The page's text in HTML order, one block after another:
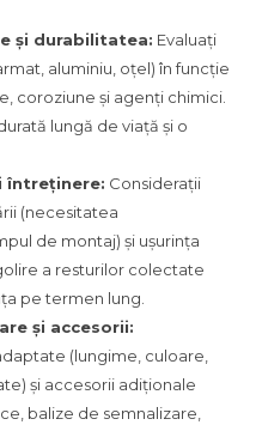
și durabilitatea: Evaluați
aluminiu, oțel) în funcție
coroziune și agenți chimici.
lungă de viață și o
întreținere: Considerații
(necesitatea
de montaj) și ușurința
a resturilor colectate
pe termen lung.
și accesorii:
(lungime, culoare,
și accesorii adiționale
balize de semnalizare,